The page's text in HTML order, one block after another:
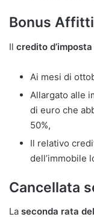
Bonus
Il credito
Ai mesi di
Allargato alle
di euro che
50%,
Il relativo
dell’immobile
Cancellata
La seconda rata